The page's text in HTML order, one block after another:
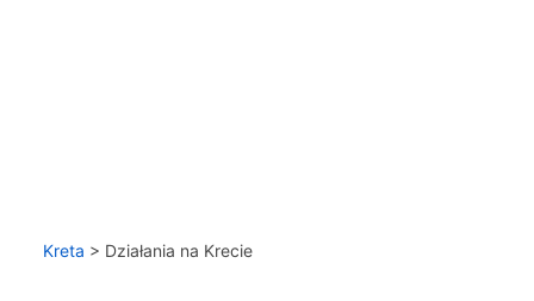
Kreta > Działania na Krecie